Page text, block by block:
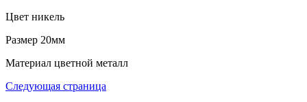
Цвет никель
Размер 20мм
Материал цветной металл
Следующая страница